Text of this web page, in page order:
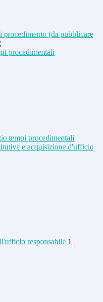
procedimento (da pubblicare
procedimentali
tempi procedimentali
e acquisizione d'ufficio
responsabile 1